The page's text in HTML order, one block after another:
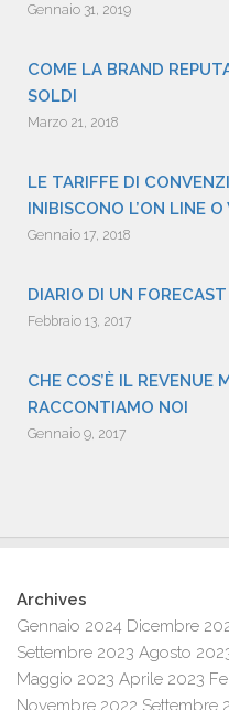
Gennaio 31, 2019
COME LA BRAND
SOLDI
Marzo 21, 2018
LE TARIFFE DI
INIBISCONO L’ON LINE O
Gennaio 17, 2018
DIARIO DI UN
Febbraio 13, 2017
CHE COS’È IL REVENUE
RACCONTIAMO NOI
Gennaio 9, 2017
Archives
Gennaio 2024 Dicembre
Settembre 2023 Agosto
Maggio 2023 Aprile 2023
Novembre 2022 Settembre